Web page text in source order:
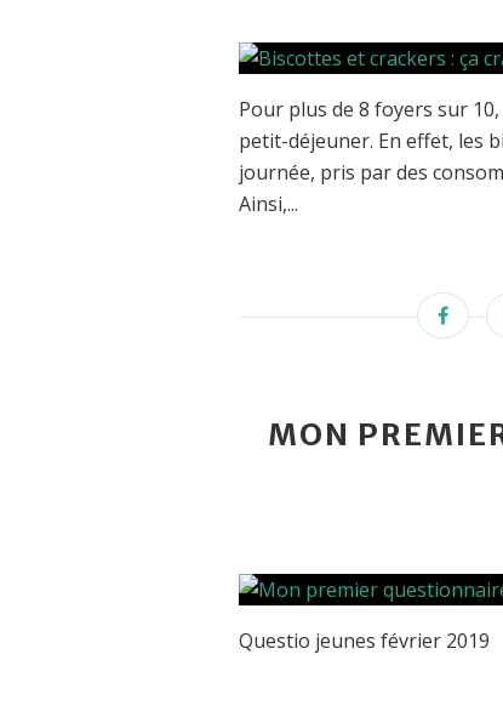
Pour plus de 8 foyers sur
petit-déjeuner. En effet, les
journée, pris par des
Ainsi,...
MON
Questio jeunes février 2019